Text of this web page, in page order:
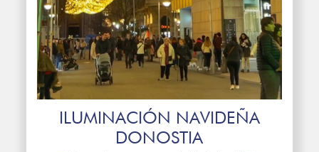
ILUMINACIÓN NAVIDEÑA
DONOSTIA